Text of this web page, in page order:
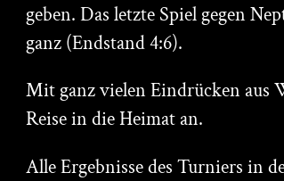
geben. Das letzte Spiel gegen
ganz (Endstand 4:6).
Mit ganz vielen Eindrücken aus
Reise in die Heimat an.
Alle Ergebnisse des Turniers in